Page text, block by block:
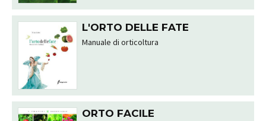
L'ORTO DELLE FATE
Manuale di orticoltura
ORTO FACILE